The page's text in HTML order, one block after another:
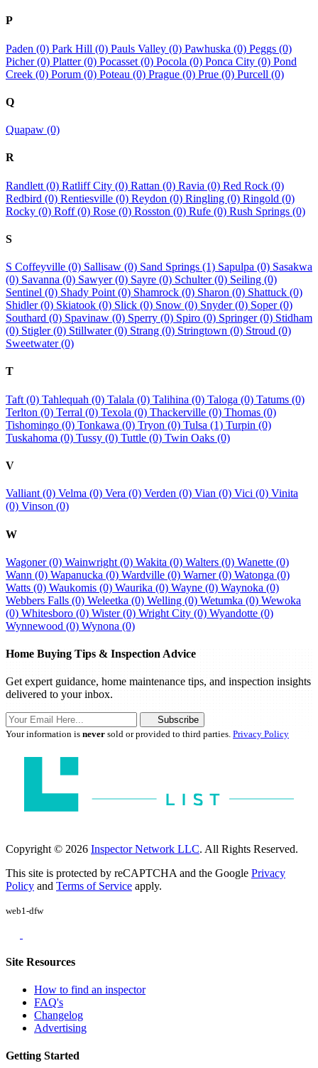
P
Paden (0) Park Hill (0) Pauls Valley (0) Pawhuska (0) Peggs (0)
Picher (0) Platter (0) Pocasset (0) Pocola (0) Ponca City (0) Pond
Creek (0) Porum (0) Poteau (0) Prague (0) Prue (0) Purcell (0)
Q
Quapaw (0)
R
Randlett (0) Ratliff City (0) Rattan (0) Ravia (0) Red Rock (0)
Redbird (0) Rentiesville (0) Reydon (0) Ringling (0) Ringold (0)
Rocky (0) Roff (0) Rose (0) Rosston (0) Rufe (0) Rush Springs (0)
S
S Coffeyville (0) Sallisaw (0) Sand Springs (1) Sapulpa (0) Sasakwa
(0) Savanna (0) Sawyer (0) Sayre (0) Schulter (0) Seiling (0)
Sentinel (0) Shady Point (0) Shamrock (0) Sharon (0) Shattuck (0)
Shidler (0) Skiatook (0) Slick (0) Snow (0) Snyder (0) Soper (0)
Southard (0) Spavinaw (0) Sperry (0) Spiro (0) Springer (0) Stidham
(0) Stigler (0) Stillwater (0) Strang (0) Stringtown (0) Stroud (0)
Sweetwater (0)
T
Taft (0) Tahlequah (0) Talala (0) Talihina (0) Taloga (0) Tatums (0)
Terlton (0) Terral (0) Texola (0) Thackerville (0) Thomas (0)
Tishomingo (0) Tonkawa (0) Tryon (0) Tulsa (1) Turpin (0)
Tuskahoma (0) Tussy (0) Tuttle (0) Twin Oaks (0)
V
Valliant (0) Velma (0) Vera (0) Verden (0) Vian (0) Vici (0) Vinita
(0) Vinson (0)
W
Wagoner (0) Wainwright (0) Wakita (0) Walters (0) Wanette (0)
Wann (0) Wapanucka (0) Wardville (0) Warner (0) Watonga (0)
Watts (0) Waukomis (0) Waurika (0) Wayne (0) Waynoka (0)
Webbers Falls (0) Weleetka (0) Welling (0) Wetumka (0) Wewoka
(0) Whitesboro (0) Wister (0) Wright City (0) Wyandotte (0)
Wynnewood (0) Wynona (0)
Home Buying Tips & Inspection Advice
Get expert guidance, home maintenance tips, and inspection insights
delivered to your inbox.
Subscribe
Your information is never sold or provided to third parties. Privacy Policy
Copyright © 2026 Inspector Network LLC. All Rights Reserved.
This site is protected by reCAPTCHA and the Google Privacy
Policy and Terms of Service apply.
web1-dfw
Site Resources
How to find an inspector
FAQ's
Changelog
Advertising
Getting Started